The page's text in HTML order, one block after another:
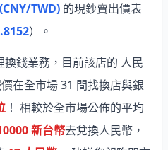
TWD) 的現鈔賣出價表
）。
錢業務，目前該店的 人民
在全市場 31 間找換店與銀
！ 相較於全市場公佈的平均
新台幣去兌換人民幣，